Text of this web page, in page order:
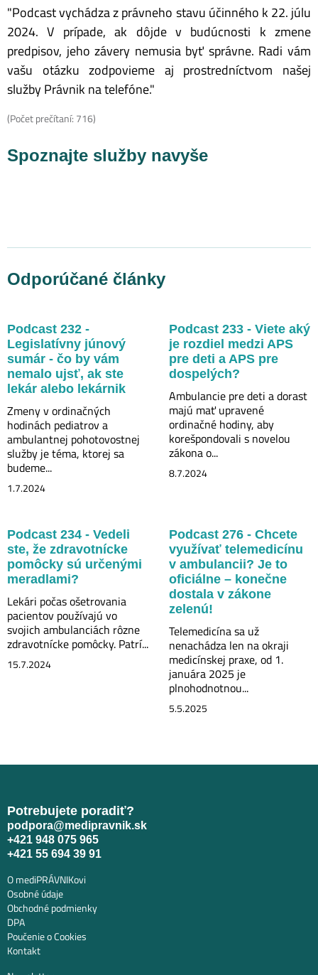
"Podcast vychádza z právneho stavu účinného k 22. júlu
2024. V prípade, ak dôjde v budúcnosti k zmene
predpisov, jeho závery nemusia byť správne. Radi vám
vašu otázku zodpovieme aj prostredníctvom našej
služby Právnik na telefóne."
(Počet prečítaní: 716)
Spoznajte služby navyše
Odporúčané články
Podcast 232 -
Legislatívny júnový
sumár - čo by vám
nemalo ujsť, ak ste
lekár alebo lekárnik
Zmeny v ordinačných
hodinách pediatrov a
ambulantnej pohotovostnej
služby je téma, ktorej sa
budeme...
1.7.2024
Podcast 233 - Viete aký
je rozdiel medzi APS
pre deti a APS pre
dospelých?
Ambulancie pre deti a dorast
majú mať upravené
ordinačné hodiny, aby
korešpondovali s novelou
zákona o...
8.7.2024
Podcast 234 - Vedeli
ste, že zdravotnícke
pomôcky sú určenými
meradlami?
Lekári počas ošetrovania
pacientov používajú vo
svojich ambulanciách rôzne
zdravotnícke pomôcky. Patrí...
15.7.2024
Podcast 276 - Chcete
využívať telemedicínu
v ambulancii? Je to
oficiálne – konečne
dostala v zákone
zelenú!
Telemedicína sa už
nenachádza len na okraji
medicínskej praxe, od 1.
januára 2025 je
plnohodnotnou...
5.5.2025
Potrebujete poradiť?
podpora@medipravnik.sk
+421 948 075 965
+421 55 694 39 91
O mediPRÁVNIKovi
Osobné údaje
Obchodné podmienky
DPA
Poučenie o Cookies
Kontakt